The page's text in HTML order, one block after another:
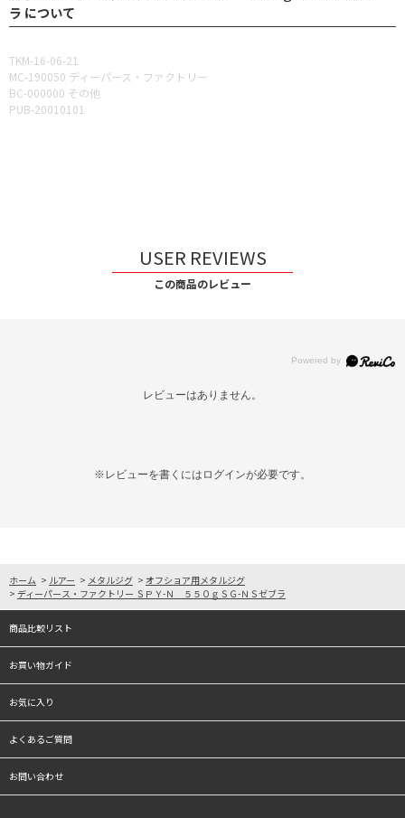
ラ について
TKM-16-06-21
MC-190050 ディーパース・ファクトリー
BC-000000 その他
PUB-20010101
USER REVIEWS
この商品のレビュー
レビューはありません。
※レビューを書くには ログインが必要です。
ホーム > ルアー > メタルジグ > オフショア用メタルジグ
> ディーパース・ファクトリー ＳＰＹ-Ｎ ５５０ｇＳＧ-ＮＳゼブラ
商品比較リスト
お買い物ガイド
お気に入り
よくあるご質問
お問い合わせ